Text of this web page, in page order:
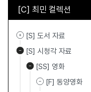
[C] 최민 컬렉션
[S] 도서 자료
[S] 시청각 자료
[SS] 영화
[F] 동양영화